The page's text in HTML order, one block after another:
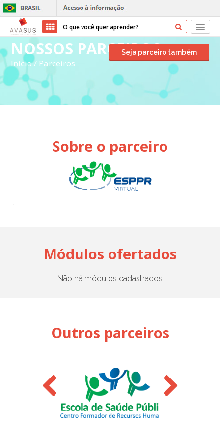
Início
Cursos
Parceiros
Transparência
Ajuda
Entrar
NOSSOS PARCEIROS
Início/ Parceiros
Seja parceiro também
Sobre o parceiro
.
Módulos ofertados
Não há módulos cadastrados
Outros parceiros